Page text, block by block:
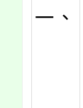
一、